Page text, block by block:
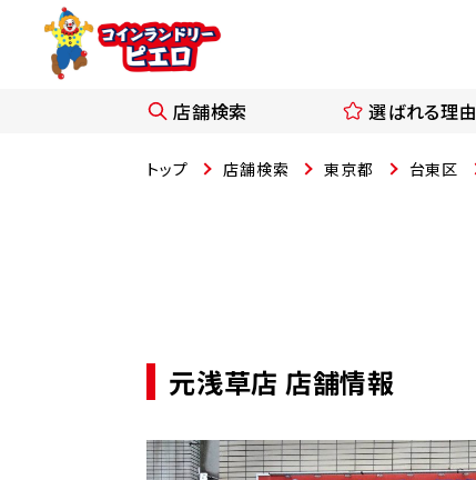
店舗検索 選ばれる理由
トップ 店舗検索 東京都 台東区
元浅草店 店舗情報